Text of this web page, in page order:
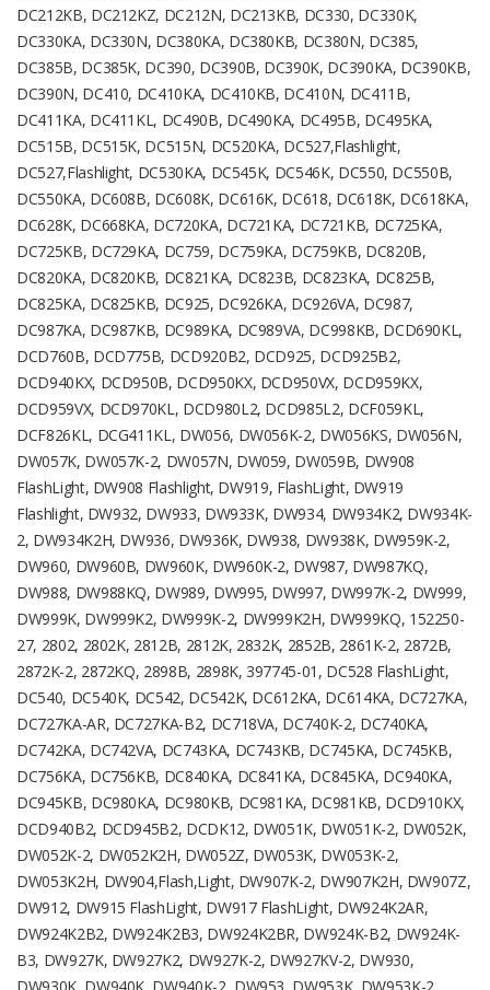
DC212KB, DC212KZ, DC212N, DC213KB, DC330, DC330K,
DC330KA, DC330N, DC380KA, DC380KB, DC380N, DC385,
DC385B, DC385K, DC390, DC390B, DC390K, DC390KA, DC390KB,
DC390N, DC410, DC410KA, DC410KB, DC410N, DC411B,
DC411KA, DC411KL, DC490B, DC490KA, DC495B, DC495KA,
DC515B, DC515K, DC515N, DC520KA, DC527,Flashlight,
DC527,Flashlight, DC530KA, DC545K, DC546K, DC550, DC550B,
DC550KA, DC608B, DC608K, DC616K, DC618, DC618K, DC618KA,
DC628K, DC668KA, DC720KA, DC721KA, DC721KB, DC725KA,
DC725KB, DC729KA, DC759, DC759KA, DC759KB, DC820B,
DC820KA, DC820KB, DC821KA, DC823B, DC823KA, DC825B,
DC825KA, DC825KB, DC925, DC926KA, DC926VA, DC987,
DC987KA, DC987KB, DC989KA, DC989VA, DC998KB, DCD690KL,
DCD760B, DCD775B, DCD920B2, DCD925, DCD925B2,
DCD940KX, DCD950B, DCD950KX, DCD950VX, DCD959KX,
DCD959VX, DCD970KL, DCD980L2, DCD985L2, DCF059KL,
DCF826KL, DCG411KL, DW056, DW056K-2, DW056KS, DW056N,
DW057K, DW057K-2, DW057N, DW059, DW059B, DW908
FlashLight, DW908 Flashlight, DW919, FlashLight, DW919
Flashlight, DW932, DW933, DW933K, DW934, DW934K2, DW934K-
2, DW934K2H, DW936, DW936K, DW938, DW938K, DW959K-2,
DW960, DW960B, DW960K, DW960K-2, DW987, DW987KQ,
DW988, DW988KQ, DW989, DW995, DW997, DW997K-2, DW999,
DW999K, DW999K2, DW999K-2, DW999K2H, DW999KQ, 152250-
27, 2802, 2802K, 2812B, 2812K, 2832K, 2852B, 2861K-2, 2872B,
2872K-2, 2872KQ, 2898B, 2898K, 397745-01, DC528 FlashLight,
DC540, DC540K, DC542, DC542K, DC612KA, DC614KA, DC727KA,
DC727KA-AR, DC727KA-B2, DC718VA, DC740K-2, DC740KA,
DC742KA, DC742VA, DC743KA, DC743KB, DC745KA, DC745KB,
DC756KA, DC756KB, DC840KA, DC841KA, DC845KA, DC940KA,
DC945KB, DC980KA, DC980KB, DC981KA, DC981KB, DCD910KX,
DCD940B2, DCD945B2, DCDK12, DW051K, DW051K-2, DW052K,
DW052K-2, DW052K2H, DW052Z, DW053K, DW053K-2,
DW053K2H, DW904,Flash,Light, DW907K-2, DW907K2H, DW907Z,
DW912, DW915 FlashLight, DW917 FlashLight, DW924K2AR,
DW924K2B2, DW924K2B3, DW924K2BR, DW924K-B2, DW924K-
B3, DW927K, DW927K2, DW927K-2, DW927KV-2, DW930,